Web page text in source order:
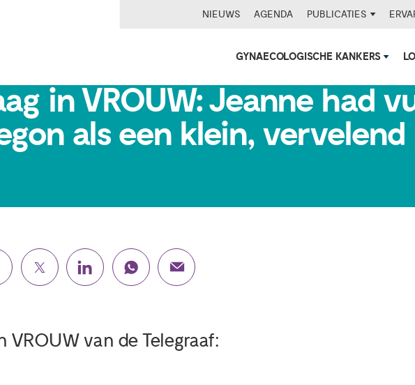
NIEUWS AGENDA PUBLICATIES
GYNAECOLOGISCHE KANKERS
in VROUW: Jeanne had
als een klein,
VROUW van de Telegraaf: